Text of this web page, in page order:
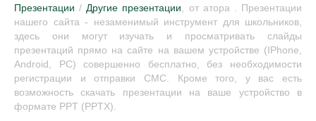
Презентации /Другие презентации, от атора . Презентации
нашего сайта - незаменимый инструмент для школьников,
здесь они могут изучать и просматривать слайды
презентаций прямо на сайте на вашем устройстве (IPhone,
Android, PC) совершенно бесплатно, без необходимости
регистрации и отправки СМС. Кроме того, у вас есть
возможность скачать презентации на ваше устройство в
формате PPT (PPTX).